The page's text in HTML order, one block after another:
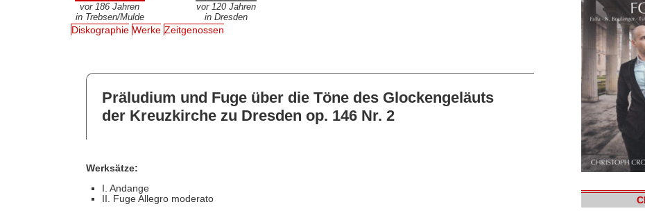
vor 186 Jahren
in Trebsen/Mulde
vor 120 Jahren
in Dresden
Diskographie Werke Zeitgenossen
Präludium und Fuge über die Töne des Glockengeläuts
der Kreuzkirche zu Dresden op. 146 Nr. 2
Werksätze:
I. Andange
II. Fuge Allegro moderato